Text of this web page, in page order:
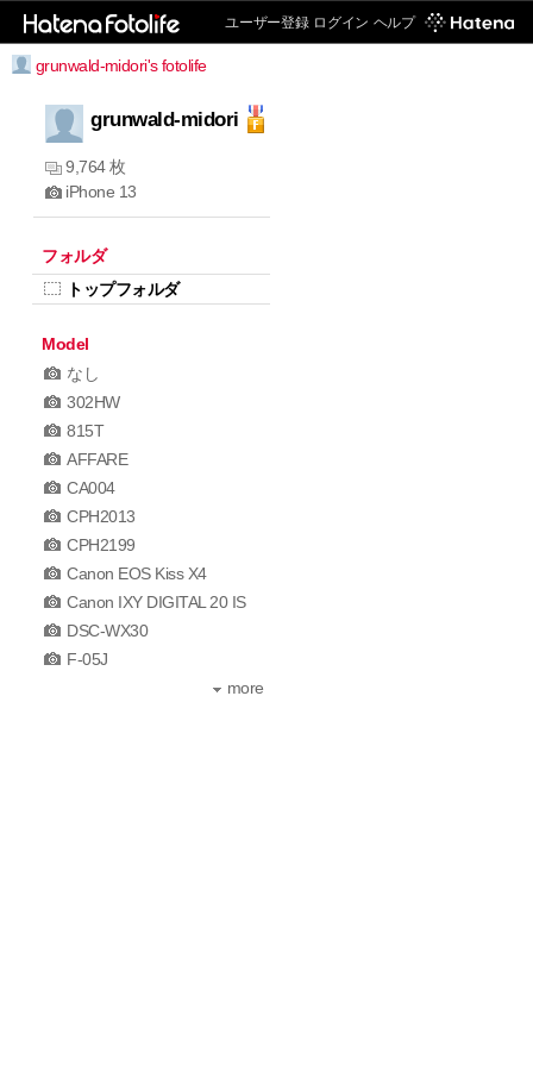
ユーザー登録 ログイン ヘルプ
grunwald-midori's fotolife
grunwald-midori
9,764 枚
iPhone 13
フォルダ
トップフォルダ
Model
なし
302HW
815T
AFFARE
CA004
CPH2013
CPH2199
Canon EOS Kiss X4
Canon IXY DIGITAL 20 IS
DSC-WX30
F-05J
more